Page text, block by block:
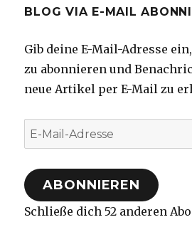
BLOG VIA E-MAIL
Gib deine E-Mail-Adresse
zu abonnieren und
neue Artikel per E-Mail zu
E-
Mail-
Adresse
ABONNIEREN
Schließe dich 52 anderen